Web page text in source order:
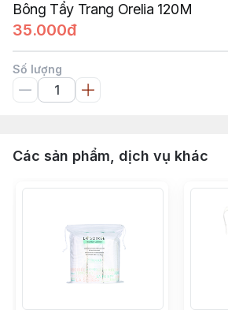
Bông Tẩy Trang Orelia 120M
35.000đ
Số lượng
Các sản phẩm, dịch vụ khác